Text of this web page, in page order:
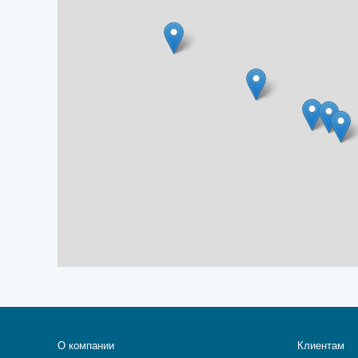
О компании Клиентам